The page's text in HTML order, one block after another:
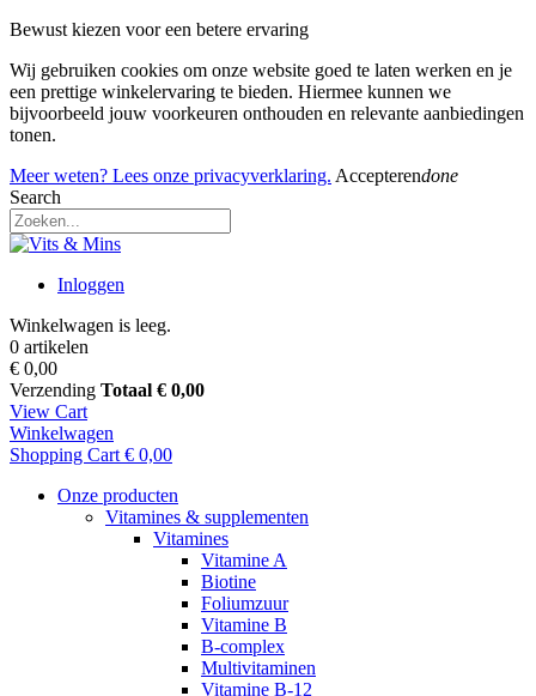
Bewust kiezen voor een betere ervaring
Wij gebruiken cookies om onze website goed te laten werken en je
een prettige winkelervaring te bieden. Hiermee kunnen we
bijvoorbeeld jouw voorkeuren onthouden en relevante aanbiedingen
tonen.
Meer weten? Lees onze privacyverklaring. Accepterendone
Search
Inloggen
Winkelwagen is leeg.
0 artikelen
€ 0,00
Verzending Totaal € 0,00
View Cart
Winkelwagen
Shopping Cart € 0,00
Onze producten
Vitamines & supplementen
Vitamines
Vitamine A
Biotine
Foliumzuur
Vitamine B
B-complex
Multivitaminen
Vitamine B-12